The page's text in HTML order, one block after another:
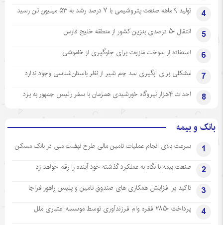
4 تولید ۹ ماهه صنعت پتروشیمی با ۷ درصد رشد به ۵۳ میلیون تن رسید
5 انتقال ۵۰ درصدی بنزین کشور از منطقه خلیج فارس
6 استفاده از سوخت مازوت برای جلوگیری از خاموشی
7 مشکلی برای آبگیری سد چم شیر از نظر باستان‌شناسی وجود ندارد
8 احداث ۴هزار نیروگاه خورشیدی همزمان با سفر رئیس جمهور به یزد
بانک و بیمه
1 سرعت بالای انجام عملیات تامین مالی طرح نهضت ملی در بانک مسکن
2 صنعت بیمه با نگاه به عملکرد گذشته خود آینده را رقم خواهد زد
3 تاکید بر افزایش همکاری های صندوق تامین و پلیس راهور فراجا
4 پرداخت ۲۸۵۰ فقره وام فرزندآوری توسط موسسه اعتباری ملل